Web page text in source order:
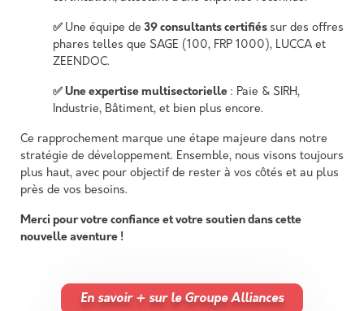
✅ Une équipe de 39 consultants certifiés sur des offres
phares telles que SAGE (100, FRP 1000), LUCCA et
ZEENDOC.
✅ Une expertise multisectorielle : Paie & SIRH,
Industrie, Bâtiment, et bien plus encore.
Ce rapprochement marque une étape majeure dans notre
stratégie de développement. Ensemble, nous visons toujours
plus haut, avec pour objectif de rester à vos côtés et au plus
près de vos besoins.
Merci pour votre confiance et votre soutien dans cette
nouvelle aventure !
En savoir + sur le Groupe Alliances